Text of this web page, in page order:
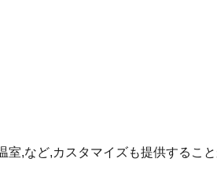
,など,カスタマイズも提供すること